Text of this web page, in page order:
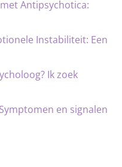
Antipsychotica:
Instabiliteit: Een
Ik zoek
en signalen